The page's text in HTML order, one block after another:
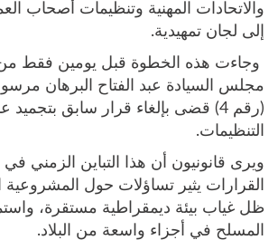
والاتحادات المهنية وتنظيمات أصحاب
إلى لجان تمهيدية.
وجاءت هذه الخطوة قبل يومين فقط
مجلس السيادة عبد الفتاح البرهان
(رقم 4) قضى بإلغاء قرار سابق
التنظيمات.
ويرى قانونيون أن هذا التباين الزمني
القرارات يثير تساؤلات حول المشروعية
ظل غياب بيئة ديمقراطية مستقرة،
المسلح في أجزاء واسعة من البلاد.